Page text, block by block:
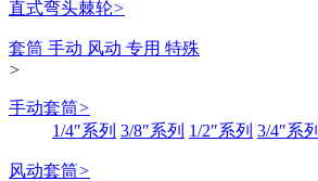
直式弯头棘轮>
套筒 手动 风动 专用 特殊
>
手动套筒>
1/4″系列 3/8″系列 1/2″系列 3/4″系列
风动套筒>